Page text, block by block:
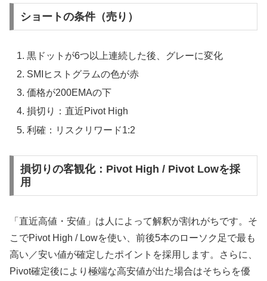
ショートの条件（売り）
黒ドットが6つ以上連続した後、グレーに変化
SMIヒストグラムの色が赤
価格が200EMAの下
損切り：直近Pivot High
利確：リスクリワード1:2
損切りの客観化：Pivot High / Pivot Lowを採
用
「直近高値・安値」は人によって解釈が割れがちです。そ
こでPivot High / Lowを使い、前後5本のローソク足で最も
高い／安い値が確定したポイントを採用します。さらに、
Pivot確定後により極端な高安値が出た場合はそちらを優